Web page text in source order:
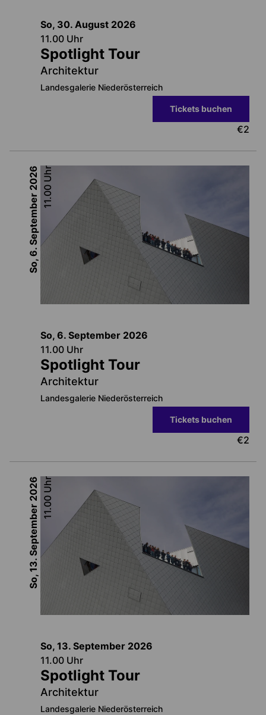
So, 30. August 2026
11.00 Uhr
Spotlight Tour
Architektur
Landesgalerie Niederösterreich
Tickets buchen
€2
So, 6. September
2026
11.00
Uhr
So, 6. September 2026
11.00 Uhr
Spotlight Tour
Architektur
Landesgalerie Niederösterreich
Tickets buchen
€2
So, 13. September
2026
11.00
Uhr
So, 13. September 2026
11.00 Uhr
Spotlight Tour
Architektur
Landesgalerie Niederösterreich